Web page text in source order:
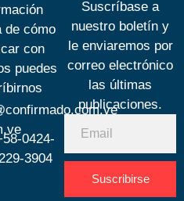
de cómo
con
puedes
0424-
3904
Suscríbase a
nuestro boletín y
le enviaremos por
correo electrónico
las últimas
publicaciones.
Suscribirse